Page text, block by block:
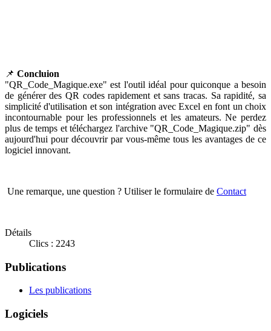
📌 Concluion
"QR_Code_Magique.exe" est l'outil idéal pour quiconque a besoin
de générer des QR codes rapidement et sans tracas. Sa rapidité, sa
simplicité d'utilisation et son intégration avec Excel en font un choix
incontournable pour les professionnels et les amateurs. Ne perdez
plus de temps et téléchargez l'archive "QR_Code_Magique.zip" dès
aujourd'hui pour découvrir par vous-même tous les avantages de ce
logiciel innovant.
Une remarque, une question ? Utiliser le formulaire de Contact
Détails
Clics : 2243
Publications
Les publications
Logiciels